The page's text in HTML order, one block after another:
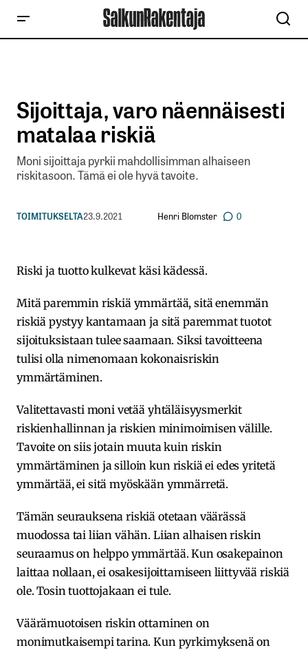
Sijoittaja, varo näennäisesti
matalaa riskiä
Moni sijoittaja pyrkii mahdollisimman alhaiseen
riskitasoon. Tämä ei ole hyvä tavoite.
TOIMITUKSELTA23.9.2021 Henri Blomster 0
Riski ja tuotto kulkevat käsi kädessä.
Mitä paremmin riskiä ymmärtää, sitä enemmän
riskiä pystyy kantamaan ja sitä paremmat tuotot
sijoituksistaan tulee saamaan. Siksi tavoitteena
tulisi olla nimenomaan kokonaisriskin
ymmärtäminen.
Valitettavasti moni vetää yhtäläisyysmerkit
riskienhallinnan ja riskien minimoimisen välille.
Tavoite on siis jotain muuta kuin riskin
ymmärtäminen ja silloin kun riskiä ei edes yritetä
ymmärtää, ei sitä myöskään ymmärretä.
Tämän seurauksena riskiä otetaan väärässä
muodossa tai liian vähän. Liian alhaisen riskin
seuraamus on helppo ymmärtää. Kun osakepainon
laittaa nollaan, ei osakesijoittamiseen liittyvää riskiä
ole. Tosin tuottojakaan ei tule.
Väärämuotoisen riskin ottaminen on
monimutkaisempi tarina. Kun pyrkimyksenä on